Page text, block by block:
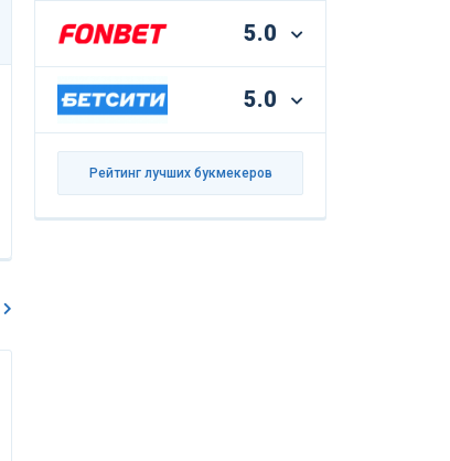
5.0
5.0
Рейтинг лучших букмекеров